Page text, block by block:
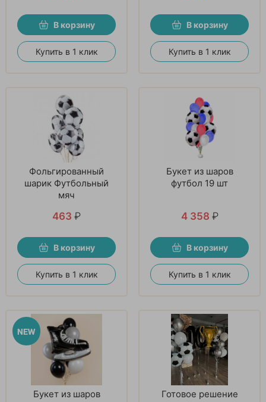
В корзину
Купить в 1 клик
В корзину
Купить в 1 клик
Фольгированный
шарик Футбольный
мяч
463 ₽
В корзину
Купить в 1 клик
Букет из шаров
футбол 19 шт
4 358 ₽
В корзину
Купить в 1 клик
Букет из шаров
Готовое решение